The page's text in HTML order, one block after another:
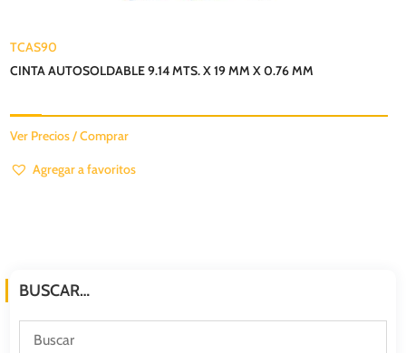
TCAS90
CINTA AUTOSOLDABLE 9.14 MTS. X 19 MM X 0.76 MM
Ver Precios / Comprar
Agregar a favoritos
BUSCAR…